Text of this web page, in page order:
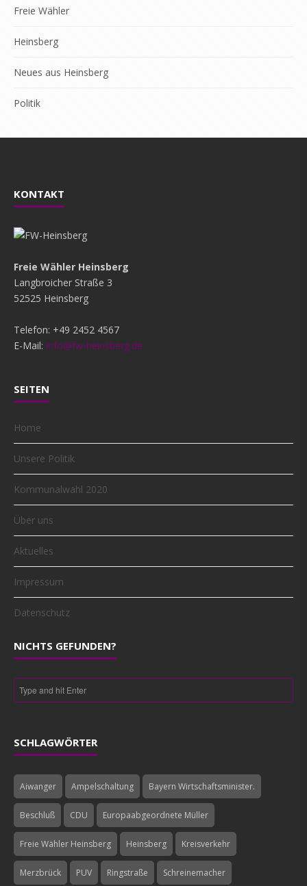
Freie Wähler
Heinsberg
Neues aus Heinsberg
Politik
KONTAKT
Freie Wähler Heinsberg
Langbroicher Straße 3
52525 Heinsberg
Telefon: +49 2452 4567
E-Mail: info@fw-heinsberg.de
SEITEN
Home
Unsere Politik
Kommunalwahl 2020
Über uns
Aktuelles
Impressum
Datenschutz
NICHTS GEFUNDEN?
SCHLAGWÖRTER
Aiwanger Ampelschaltung Bayern Wirtschaftsminister.
Beschluß CDU Europaabgeordnete Müller
Freie Wähler Heinsberg Heinsberg Kreisverkehr
Merzbrück PUV Ringstraße Schreinemacher